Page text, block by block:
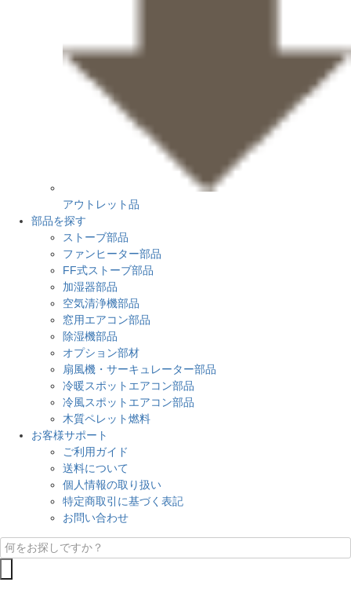
アウトレット品
部品を探す
ストーブ部品
ファンヒーター部品
FF式ストーブ部品
加湿器部品
空気清浄機部品
窓用エアコン部品
除湿機部品
オプション部材
扇風機・サーキュレーター部品
冷暖スポットエアコン部品
冷風スポットエアコン部品
木質ペレット燃料
お客様サポート
ご利用ガイド
送料について
個人情報の取り扱い
特定商取引に基づく表記
お問い合わせ